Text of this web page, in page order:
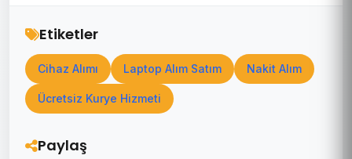
Etiketler
Cihaz Alımı Laptop Alım Satım Nakit Alım
Ücretsiz Kurye Hizmeti
Paylaş